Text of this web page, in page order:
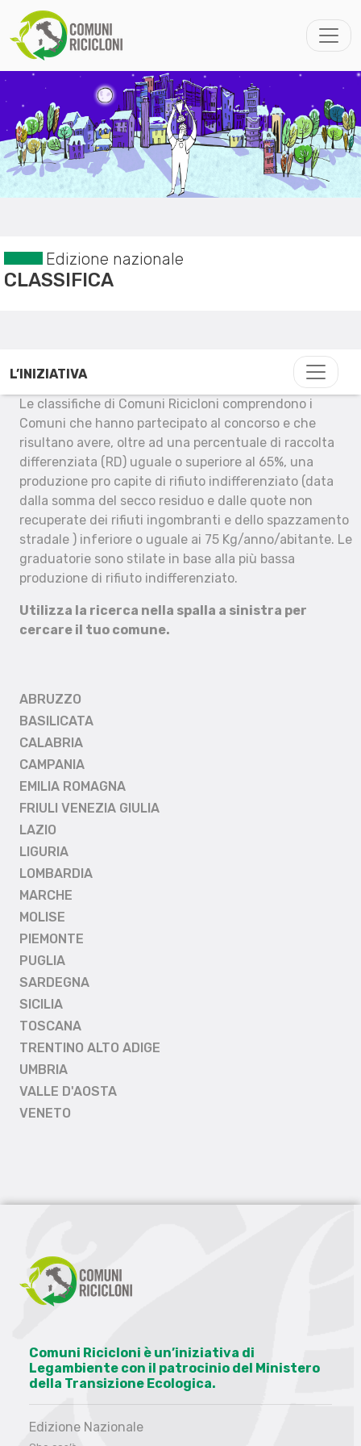
Edizione nazionale
CLASSIFICA
L’INIZIATIVA
Le classifiche di Comuni Ricicloni comprendono i
Comuni che hanno partecipato al concorso e che
risultano avere, oltre ad una percentuale di raccolta
differenziata (RD) uguale o superiore al 65%, una
produzione pro capite di rifiuto indifferenziato (data
dalla somma del secco residuo e dalle quote non
recuperate dei rifiuti ingombranti e dello spazzamento
stradale ) inferiore o uguale ai 75 Kg/anno/abitante. Le
graduatorie sono stilate in base alla più bassa
produzione di rifiuto indifferenziato.
Utilizza la ricerca nella spalla a sinistra per
cercare il tuo comune.
ABRUZZO
BASILICATA
CALABRIA
CAMPANIA
EMILIA ROMAGNA
FRIULI VENEZIA GIULIA
LAZIO
LIGURIA
LOMBARDIA
MARCHE
MOLISE
PIEMONTE
PUGLIA
SARDEGNA
SICILIA
TOSCANA
TRENTINO ALTO ADIGE
UMBRIA
VALLE D'AOSTA
VENETO
Comuni Ricicloni è un’iniziativa di
Legambiente con il patrocinio del Ministero
della Transizione Ecologica.
Edizione Nazionale